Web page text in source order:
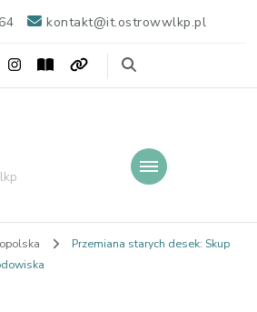
kontakt@it.ostrowwlkp.pl
Przemiana starych desek: Skup